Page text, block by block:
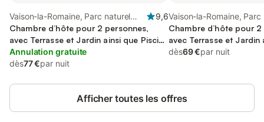
Vaison-la-Romaine, Parc naturel
régional du Mont-Ventoux
9,6
Chambre d’hôte pour 2 personnes,
avec Terrasse et Jardin ainsi que Piscine
et Vue
Annulation gratuite
dès77 €par nuit
Vaison-la-Romaine, Parc
régional du Mont-
Chambre d’hôte pour
avec Terrasse et Jardin
et Vue
dès69 €par nuit
Afficher toutes les offres